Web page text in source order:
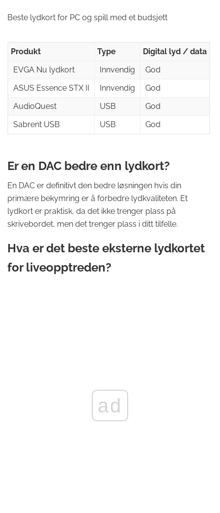
Beste lydkort for PC og spill med et budsjett
Produkt Type
Digital lyd / data
EVGA Nu lydkort
Innvendig
God
ASUS Essence STX II
Innvendig
God
AudioQuest
USB
God
Sabrent USB
USB God
Er en DAC bedre enn lydkort?
En DAC er definitivt den bedre løsningen hvis din
primære bekymring er å forbedre lydkvaliteten. Et
lydkort er praktisk, da det ikke trenger plass på
skrivebordet, men det trenger plass i ditt tilfelle.
Hva er det beste eksterne lydkortet
for liveopptreden?
ad